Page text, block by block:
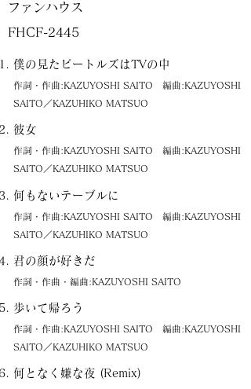
僕の見たビートルズはTVの中
作詞・作曲:KAZUYOSHI SAITO 編曲:KAZUYOSHI
SAITO／KAZUHIKO MATSUO
彼女
作詞・作曲:KAZUYOSHI SAITO 編曲:KAZUYOSHI
SAITO／KAZUHIKO MATSUO
何もないテーブルに
作詞・作曲:KAZUYOSHI SAITO 編曲:KAZUYOSHI
SAITO／KAZUHIKO MATSUO
君の顔が好きだ
作詞・作曲・編曲:KAZUYOSHI SAITO
歩いて帰ろう
作詞・作曲:KAZUYOSHI SAITO 編曲:KAZUYOSHI
SAITO／KAZUHIKO MATSUO
何となく嫌な夜 (Remix)
ファンハウス
FHCF-2445